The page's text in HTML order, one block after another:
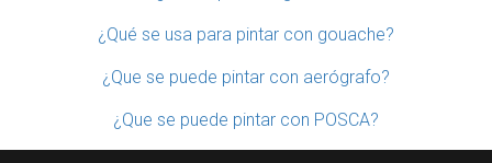
¿Qué se usa para pintar con gouache?
¿Que se puede pintar con aerógrafo?
¿Que se puede pintar con POSCA?